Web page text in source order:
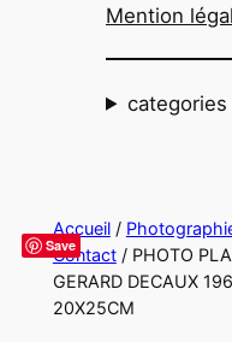
Mention légal
categories
Save
Accueil/
Contact/ PHOTO
GERARD DECAUX
20X25CM